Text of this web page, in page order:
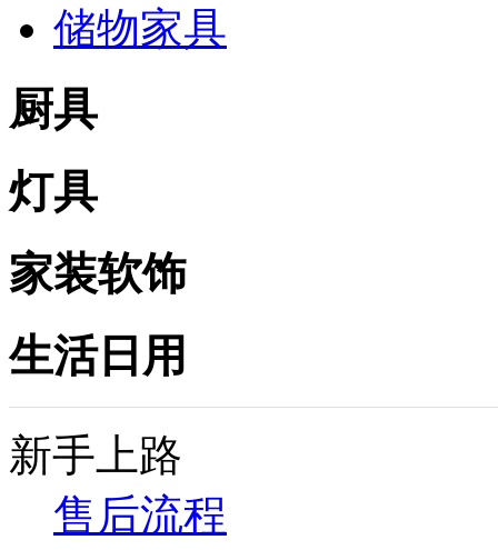
储物家具
厨具
灯具
家装软饰
生活日用
新手上路
售后流程